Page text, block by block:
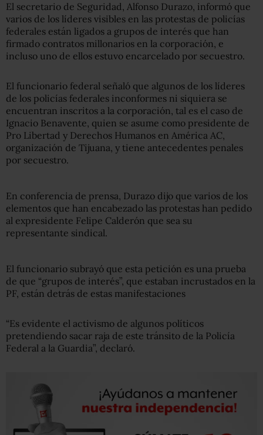
El secretario de Seguridad, Alfonso Durazo, informó que
varios de los líderes visibles en las protestas de policías
federales están ligados a grupos de interés que han
firmado contratos millonarios en la corporación, e
incluso uno de ellos estuvo encarcelado por secuestro.
El funcionario federal señaló que algunos de los líderes
de los policías federales inconformes ni siquiera se
encuentran inscritos a la corporación, tal es el caso de
Ignacio Benavente, quien se asume como presidente de
Pro Libertad y Derechos Humanos en América AC,
organización de Tijuana, y tiene antecedentes penales
por secuestro.
En conferencia de prensa, Durazo dijo que varios de los
elementos que han encabezado las protestas han pedido
al expresidente Felipe Calderón que sea su
representante sindical.
El funcionario subrayó que esta petición es una prueba
de que “grupos de interés”, que estaban incrustados en la
PF, están detrás de estas manifestaciones
“Es evidente el activismo de algunos políticos
pretendiendo sacar raja de este tránsito de la Policía
Federal a la Guardia”, declaró.